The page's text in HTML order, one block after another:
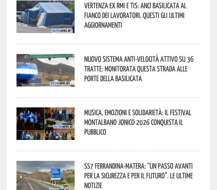
Vertenza ex RMI e TIS: ANCI Basilicata al
fianco dei lavoratori. Questi gli ultimi
aggiornamenti
Nuovo sistema anti-velocità attivo su 36
tratte: monitorata questa strada alle
porte della Basilicata
Musica, emozioni e solidarietà: il Festival
Montalbano Jonico 2026 conquista il
pubblico
SS7 Ferrandina-Matera: “Un passo avanti
per la sicurezza e per il futuro”. Le ultime
notizie